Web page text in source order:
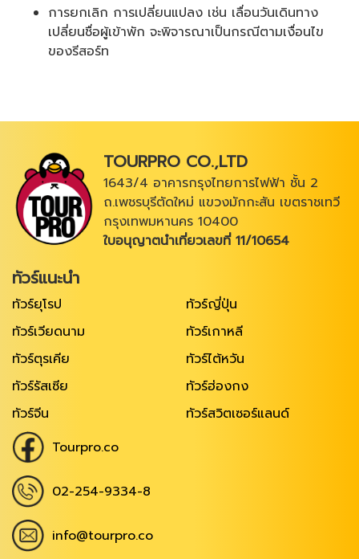
การยกเลิก การเปลี่ยนแปลง เช่น เลื่อนวันเดินทาง
เปลี่ยนชื่อผู้เข้าพัก จะพิจารณาเป็นกรณีตามเงื่อนไข
ของรีสอร์ท
TOURPRO CO.,LTD
1643/4 อาคารกรุงไทยการไฟฟ้า ชั้น 2
ถ.เพชรบุรีตัดใหม่ แขวงมักกะสัน เขตราชเทวี
กรุงเทพมหานคร 10400
ใบอนุญาตนำเที่ยวเลขที่ 11/10654
ทัวร์แนะนำ
ทัวร์ยุโรป
ทัวร์ญี่ปุ่น
ทัวร์เวียดนาม
ทัวร์เกาหลี
ทัวร์ตุรเคีย
ทัวร์ไต้หวัน
ทัวร์รัสเซีย
ทัวร์ฮ่องกง
ทัวร์จีน
ทัวร์สวิตเซอร์แลนด์
Tourpro.co
02-254-9334-8
info@tourpro.co